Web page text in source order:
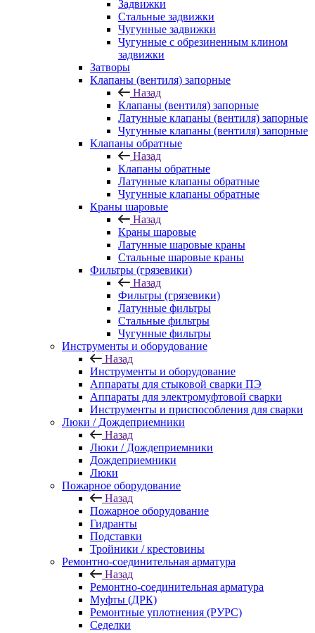
Задвижки
Стальные задвижки
Чугунные задвижки
Чугунные с обрезиненным клином
задвижки
Затворы
Клапаны (вентиля) запорные
Назад
Клапаны (вентиля) запорные
Латунные клапаны (вентиля) запорные
Чугунные клапаны (вентиля) запорные
Клапаны обратные
Назад
Клапаны обратные
Латунные клапаны обратные
Чугунные клапаны обратные
Краны шаровые
Назад
Краны шаровые
Латунные шаровые краны
Стальные шаровые краны
Фильтры (грязевики)
Назад
Фильтры (грязевики)
Латунные фильтры
Стальные фильтры
Чугунные фильтры
Инструменты и оборудование
Назад
Инструменты и оборудование
Аппараты для стыковой сварки ПЭ
Аппараты для электромуфтовой сварки
Инструменты и приспособления для сварки
Люки / Дождеприемники
Назад
Люки / Дождеприемники
Дождеприемники
Люки
Пожарное оборудование
Назад
Пожарное оборудование
Гидранты
Подставки
Тройники / крестовины
Ремонтно-соединительная арматура
Назад
Ремонтно-соединительная арматура
Муфты (ДРК)
Ремонтные уплотнения (РУРС)
Седелки